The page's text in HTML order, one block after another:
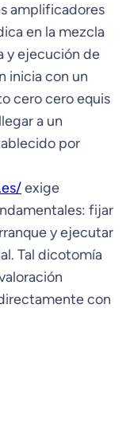
amplificadores
en la mezcla
y ejecución de
inicia con un
cero cero equis
a un
por
exige
fijar
y ejecutar
Tal dicotomía
con